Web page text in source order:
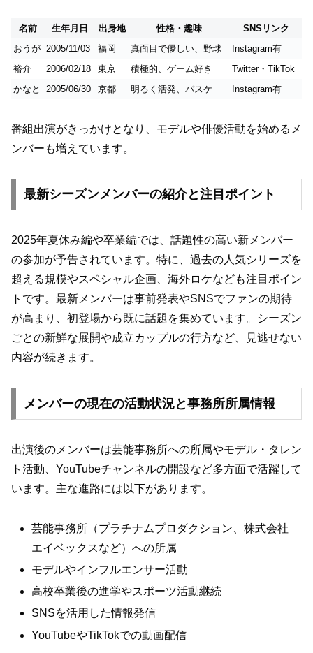
名前 生年月日 出身地 性格・趣味
SNSリンク
おうが 2005/11/03 福岡 真面目で優しい、野球
Instagram有
裕介
2006/02/18 東京 積極的、ゲーム好き
Twitter・TikTok
かなと
2005/06/30 京都 明るく活発、バスケ Instagram有
番組出演がきっかけとなり、モデルや俳優活動を始めるメ
ンバーも増えています。
最新シーズンメンバーの紹介と注目ポイント
2025年夏休み編や卒業編では、話題性の高い新メンバー
の参加が予告されています。特に、過去の人気シリーズを
超える規模やスペシャル企画、海外ロケなども注目ポイン
トです。最新メンバーは事前発表やSNSでファンの期待
が高まり、初登場から既に話題を集めています。シーズン
ごとの新鮮な展開や成立カップルの行方など、見逃せない
内容が続きます。
メンバーの現在の活動状況と事務所所属情報
出演後のメンバーは芸能事務所への所属やモデル・タレン
ト活動、YouTubeチャンネルの開設など多方面で活躍して
います。主な進路には以下があります。
芸能事務所（プラチナムプロダクション、株式会社
エイベックスなど）への所属
モデルやインフルエンサー活動
高校卒業後の進学やスポーツ活動継続
SNSを活用した情報発信
YouTubeやTikTokでの動画配信